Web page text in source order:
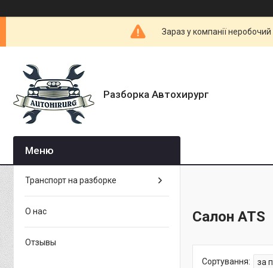
Зараз у компанії
Разборка Автохирург
Салон ATS
Транспорт на разборке
О нас
Отзывы